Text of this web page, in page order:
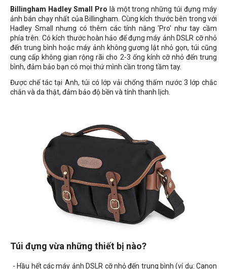
Billingham Hadley Small Pro là một trong những túi đựng máy
ảnh bán chạy nhất của Billingham. Cùng kích thước bên trong với
Hadley Small nhưng có thêm các tính năng 'Pro' như tay cầm
phía trên. Có kích thước hoàn hảo để đựng máy ảnh DSLR cỡ nhỏ
đến trung bình hoặc máy ảnh không gương lật nhỏ gọn, túi cũng
cung cấp không gian rộng rãi cho 2-3 ống kính cỡ nhỏ đến trung
bình, đảm bảo bạn có mọi thứ mình cần trong tầm tay.
Được chế tác tại Anh, túi có lớp vải chống thấm nước 3 lớp chắc
chắn và da thật, đảm bảo độ bền và tính thanh lịch.
Túi đựng vừa những thiết bị nào?
- Hầu hết các máy ảnh DSLR cỡ nhỏ đến trung bình (ví dụ: Canon